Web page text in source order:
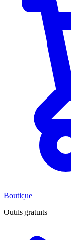
Boutique
Outils gratuits